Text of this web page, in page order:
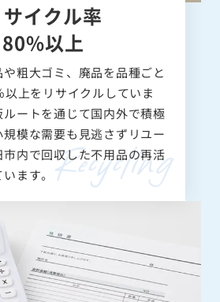
サイクル率
80%以上
粗大ゴミ、廃品を品種ごと
以上をリサイクルしていま
ートを通じて国内外で積極
模な需要も見逃さずリユー
市内で回収した不用品の再活
ます。